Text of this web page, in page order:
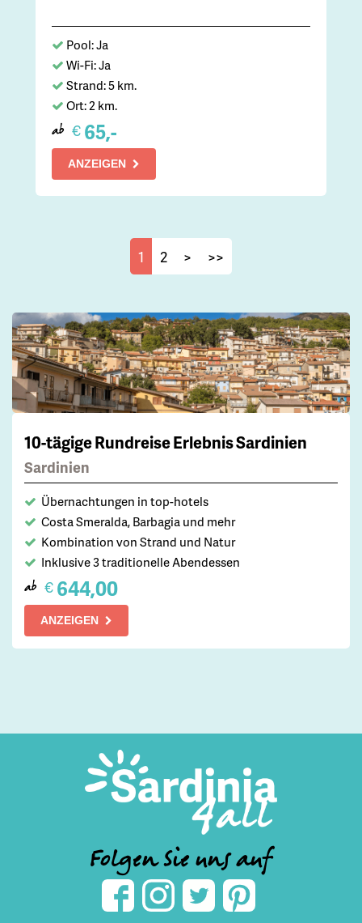
Pool: Ja
Wi-Fi: Ja
Strand: 5 km.
Ort: 2 km.
ab € 65,-
ANZEIGEN
1 2 > >>
10-tägige Rundreise Erlebnis Sardinien
Sardinien
Übernachtungen in top-hotels
Costa Smeralda, Barbagia und mehr
Kombination von Strand und Natur
Inklusive 3 traditionelle Abendessen
ab € 644,00
ANZEIGEN
Folgen Sie uns auf